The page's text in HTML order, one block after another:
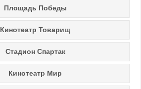
Площадь Победы
Кинотеатр Товарищ
Стадион Спартак
Кинотеатр Мир